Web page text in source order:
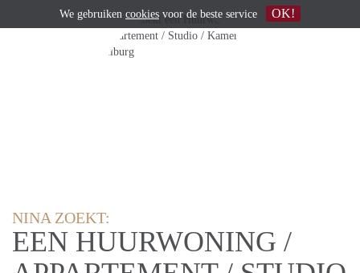
NINA ZOEKT:
EEN HUURWONING /
We gebruiken cookies voor de beste service OK!